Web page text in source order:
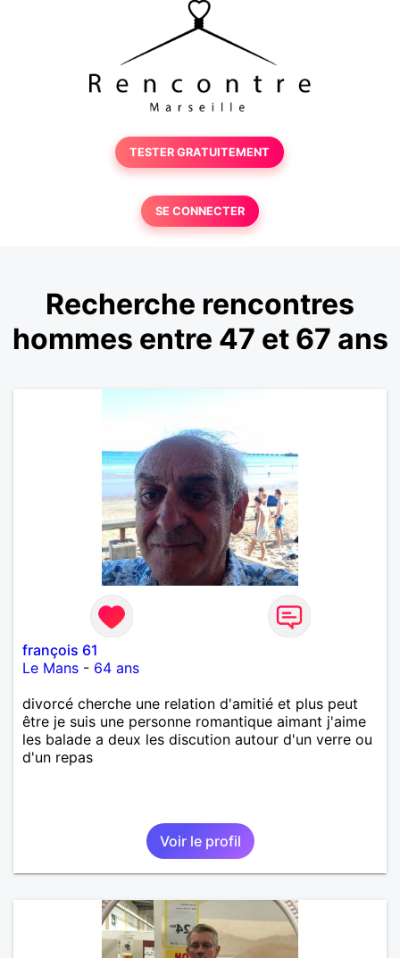
TESTER GRATUITEMENT
SE CONNECTER
Recherche rencontres
hommes entre 47 et 67 ans
françois 61
Le Mans - 64 ans
divorcé cherche une relation d'amitié et plus peut
être je suis une personne romantique aimant j'aime
les balade a deux les discution autour d'un verre ou
d'un repas
Voir le profil